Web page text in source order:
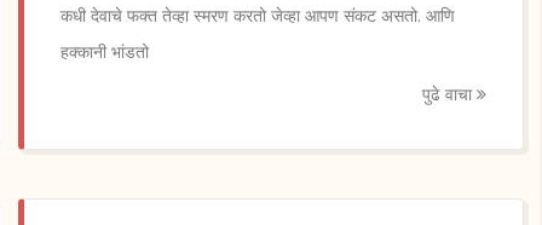
कधी देवाचे फक्त तेव्हा स्मरण करतो जेव्हा आपण संकट असतो. आणि
हक्कानी भांडतो
पुढे वाचा